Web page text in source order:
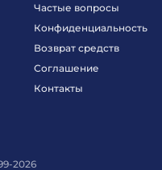
Частые вопросы
Конфиденциальность
Возврат средств
Соглашение
Контакты
2026